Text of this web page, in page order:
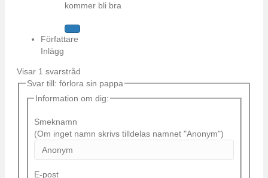
kommer bli bra
Författare
Inlägg
Visar 1 svarstråd
Svar till: förlora sin pappa
Information om dig:
Smeknamn
(Om inget namn skrivs tilldelas namnet "Anonym")
E-post